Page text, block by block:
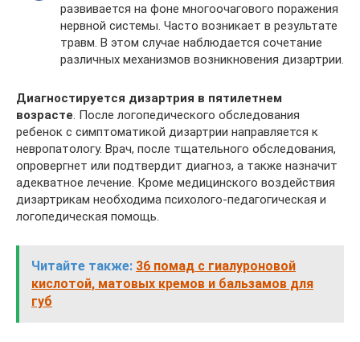
развивается на фоне многоочагового поражения
нервной системы. Часто возникает в результате
травм. В этом случае наблюдается сочетание
различных механизмов возникновения дизартрии.
Диагностируется дизартрия в пятилетнем
возрасте . После логопедического обследования
ребенок с симптоматикой дизартрии направляется к
невропатологу. Врач, после тщательного обследования,
опровергнет или подтвердит диагноз, а также назначит
адекватное лечение. Кроме медицинского воздействия
дизартрикам необходима психолого-педагогическая и
логопедическая помощь.
Читайте также: 36 помад с гиалуроновой
кислотой, матовых кремов и бальзамов для
губ